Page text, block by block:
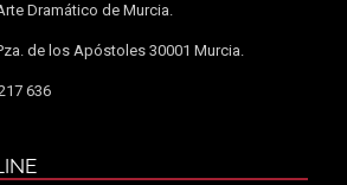
Dramático de Murcia.
de los Apóstoles 30001 Murcia.
636